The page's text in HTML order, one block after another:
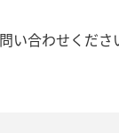
い合わせくださ